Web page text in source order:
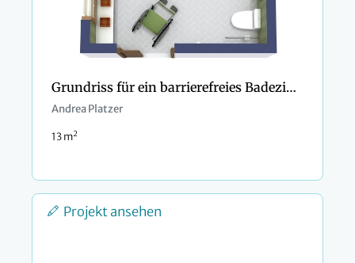
Grundriss für ein barrierefreies Badezimmer
Andrea Platzer
13 m2
Projekt ansehen